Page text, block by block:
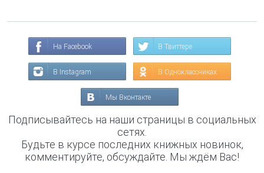
На Facebook В Твиттере
В Instagram В Одноклассниках
Мы Вконтакте
Подписывайтесь на наши страницы в социальных
сетях.
Будьте в курсе последних книжных новинок,
комментируйте, обсуждайте. Мы ждём Вас!